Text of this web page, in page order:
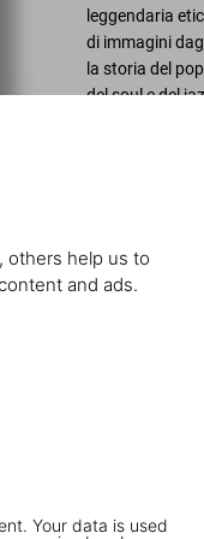
others help us to
and ads.
Your data is used
leggendaria
di immagini
la storia del
del soul e del
Visualizza